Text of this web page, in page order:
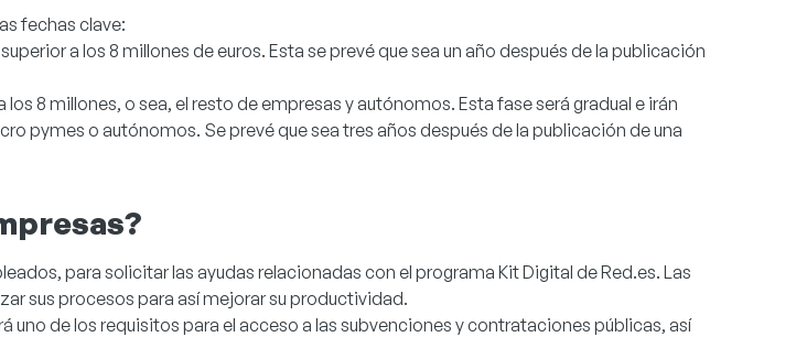
fechas clave:
a los 8 millones de euros. Esta se prevé que sea un año después de la publicación
8 millones, o sea, el resto de empresas y autónomos. Esta fase será gradual e irán
pymes o autónomos. Se prevé que sea tres años después de la publicación de una
para solicitar las ayudas relacionadas con el programa Kit Digital de Red.es. Las
sus procesos para así mejorar su productividad.
de los requisitos para el acceso a las subvenciones y contrataciones públicas, así